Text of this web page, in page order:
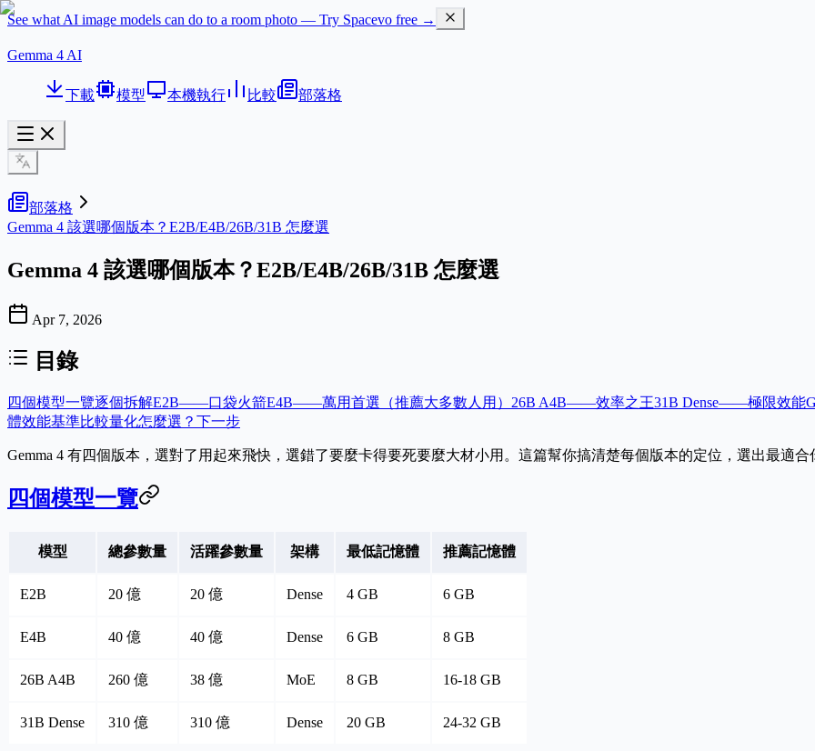
See what AI image models can do to a room photo — Try Spacevo free →
Gemma 4 AI
下載 模型 本機執行 比較 部落格
部落格
Gemma 4 該選哪個版本？E2B/E4B/26B/31B 怎麼選
Gemma 4 該選哪個版本？E2B/E4B/26B/31B 怎麼選
Apr 7, 2026
目錄
四個模型一覽逐個拆解E2B——口袋火箭E4B——萬用首選（推薦大多數人用） 26B A4B——效率之王31B Dense——極限效能
體效能基準比較量化怎麼選？ 下一步
Gemma 4 有四個版本，選對了用起來飛快，選錯了要麼卡得要死要麼大材小用。這篇幫你搞清楚每個版本的定位，選出最適合
四個模型一覽
模型 總參數量 活躍參數量 架構 最低記憶體 推薦記憶體
E2B 20 億 20 億 Dense 4 GB 6 GB
E4B 40 億 40 億 Dense 6 GB 8 GB
26B A4B 260 億 38 億 MoE 8 GB 16-18 GB
31B Dense 310 億 310 億 Dense 20 GB 24-32 GB